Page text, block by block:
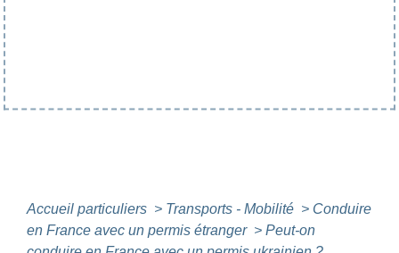
Accueil particuliers > Transports - Mobilité > Conduire
en France avec un permis étranger > Peut-on